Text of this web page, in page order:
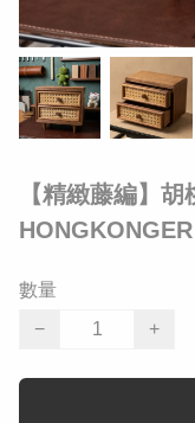
【精緻藤編】
數量
−
+